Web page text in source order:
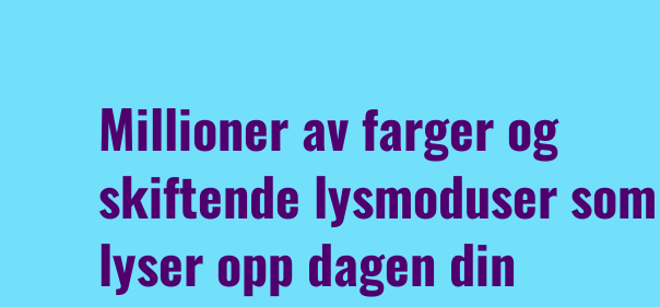
Millioner av farger og
skiftende lysmoduser som
lyser opp dagen din